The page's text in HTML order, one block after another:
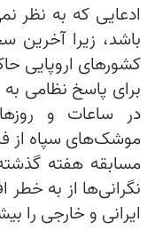
ادعایی که به نظر
باشد، زیرا آخرین
کشورهای اروپایی
برای پاسخ نظامی
در ساعات و
موشک‌های سپاه از
مسابقه هفته
نگرانی‌ها از به
ایرانی و خارجی را